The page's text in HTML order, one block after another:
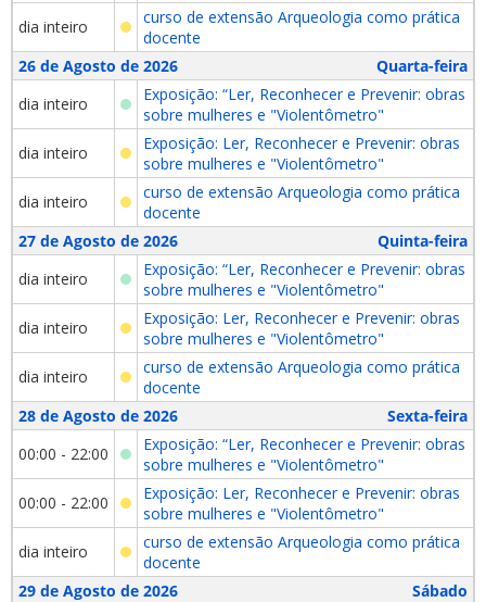
dia inteiro
curso de extensão Arqueologia como prática
docente
26 de Agosto de 2026
Quarta-feira
dia inteiro
Exposição: “Ler, Reconhecer e Prevenir: obras
sobre mulheres e "Violentômetro"
dia inteiro
Exposição: Ler, Reconhecer e Prevenir: obras
sobre mulheres e "Violentômetro"
dia inteiro
curso de extensão Arqueologia como prática
docente
27 de Agosto de 2026
Quinta-feira
dia inteiro
Exposição: “Ler, Reconhecer e Prevenir: obras
sobre mulheres e "Violentômetro"
dia inteiro
Exposição: Ler, Reconhecer e Prevenir: obras
sobre mulheres e "Violentômetro"
dia inteiro
curso de extensão Arqueologia como prática
docente
28 de Agosto de 2026
Sexta-feira
00:00 - 22:00
Exposição: “Ler, Reconhecer e Prevenir: obras
sobre mulheres e "Violentômetro"
00:00 - 22:00
Exposição: Ler, Reconhecer e Prevenir: obras
sobre mulheres e "Violentômetro"
dia inteiro
curso de extensão Arqueologia como prática
docente
29 de Agosto de 2026
Sábado